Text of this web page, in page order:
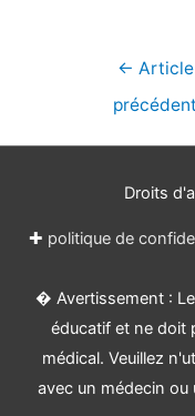
Navigation
← Article
précédent
Droits
✚ politique de
� Avertissement :
éducatif et ne doit
médical. Veuillez
avec un médecin